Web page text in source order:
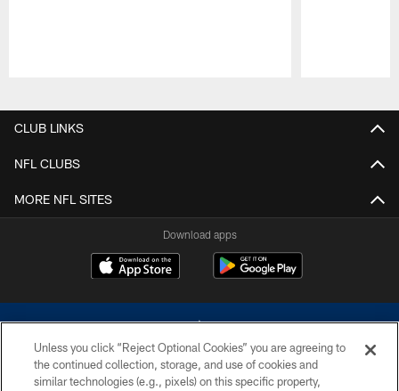
CLUB LINKS
NFL CLUBS
MORE NFL SITES
Download apps
Unless you click “Reject Optional Cookies” you are agreeing to
the continued collection, storage, and use of cookies and
similar technologies (e.g., pixels) on this specific property,